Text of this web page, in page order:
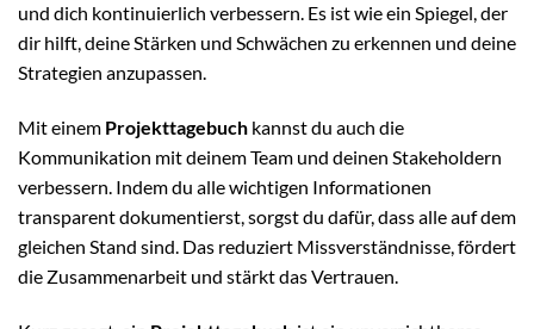
und dich kontinuierlich verbessern. Es ist wie ein Spiegel, der
dir hilft, deine Stärken und Schwächen zu erkennen und deine
Strategien anzupassen.
Mit einem Projekttagebuch kannst du auch die
Kommunikation mit deinem Team und deinen Stakeholdern
verbessern. Indem du alle wichtigen Informationen
transparent dokumentierst, sorgst du dafür, dass alle auf dem
gleichen Stand sind. Das reduziert Missverständnisse, fördert
die Zusammenarbeit und stärkt das Vertrauen.